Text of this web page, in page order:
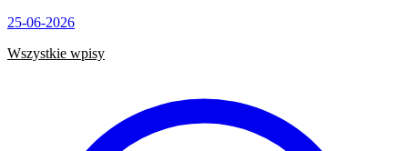
25-06-2026
Wszystkie wpisy